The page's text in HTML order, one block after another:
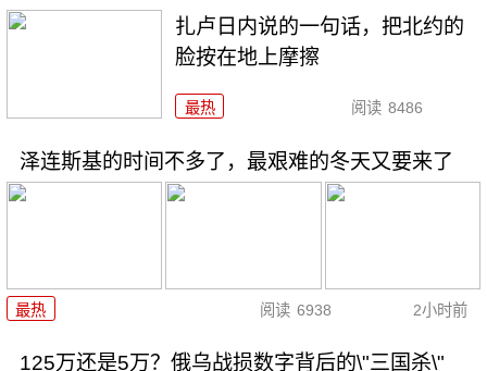
扎卢日内说的一句话，把北约的
脸按在地上摩擦
最热 阅读 8486
泽连斯基的时间不多了，最艰难的冬天又要来了
最热 阅读 6938 2小时前
125万还是5万？俄乌战损数字背后的\"三国杀\"